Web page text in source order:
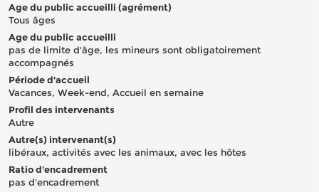
Age du public accueilli (agrément)
Tous âges
Age du public accueilli
pas de limite d'âge, les mineurs sont obligatoirement
accompagnés
Période d'accueil
Vacances, Week-end, Accueil en semaine
Profil des intervenants
Autre
Autre(s) intervenant(s)
libéraux, activités avec les animaux, avec les hôtes
Ratio d'encadrement
pas d'encadrement